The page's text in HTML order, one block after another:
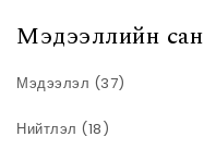
Мэдээллийн сан
Мэдээлэл (37)
Нийтлэл (18)